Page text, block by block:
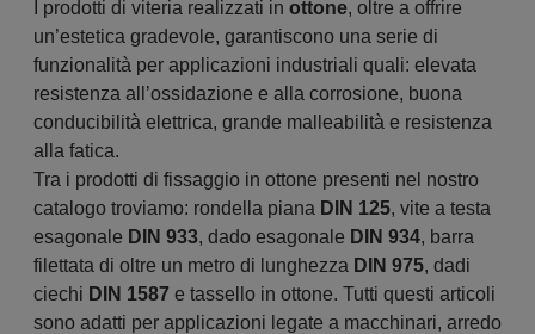
I prodotti di viteria realizzati in ottone, oltre a offrire
un’estetica gradevole, garantiscono una serie di
funzionalità per applicazioni industriali quali: elevata
resistenza all’ossidazione e alla corrosione, buona
conducibilità elettrica, grande malleabilità e resistenza
alla fatica.
Tra i prodotti di fissaggio in ottone presenti nel nostro
catalogo troviamo: rondella piana DIN 125, vite a testa
esagonale DIN 933, dado esagonale DIN 934, barra
filettata di oltre un metro di lunghezza DIN 975, dadi
ciechi DIN 1587 e tassello in ottone. Tutti questi articoli
sono adatti per applicazioni legate a macchinari, arredo